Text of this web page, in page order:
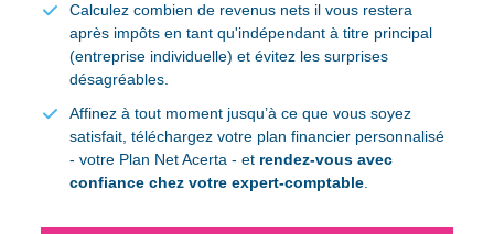
Calculez combien de revenus nets il vous restera
après impôts en tant qu'indépendant à titre principal
(entreprise individuelle) et évitez les surprises
désagréables.
Affinez à tout moment jusqu’à ce que vous soyez
satisfait, téléchargez votre plan financier personnalisé
- votre Plan Net Acerta - et rendez-vous avec
confiance chez votre expert-comptable